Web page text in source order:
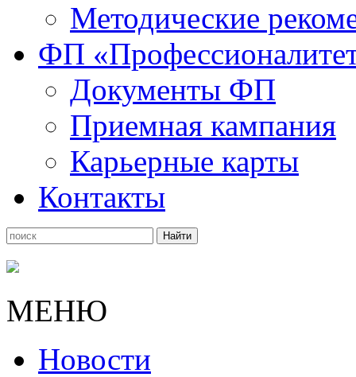
Методические
ФП
Документы ФП
Приемная кампания
Карьерные карты
Контакты
МЕНЮ
Новости